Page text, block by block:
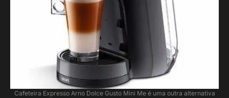
Cafeteira Expresso Arno Dolce Gusto Mini Me é uma outra alternativa